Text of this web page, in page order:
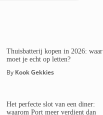
Thuisbatterij kopen in 2026: waar
moet je echt op letten?
By Kook Gekkies
Het perfecte slot van een diner:
waarom Port meer verdient dan